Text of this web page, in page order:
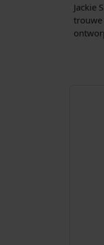
Jackie
trouwe